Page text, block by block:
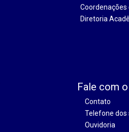
Coordenações
Diretoria
Fale com
Contato
Telefone dos
Ouvidoria